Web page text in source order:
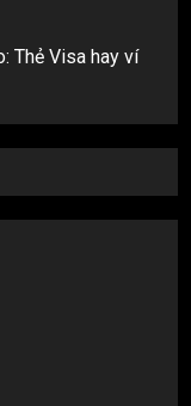
Thẻ Visa hay ví